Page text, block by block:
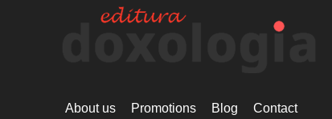
About us Promotions Blog Contact